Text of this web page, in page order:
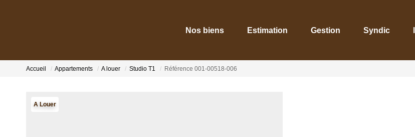
Nos biens Estimation Gestion Syndic
Accueil Appartements A louer Studio T1 Référence 001-00518-006
A Louer